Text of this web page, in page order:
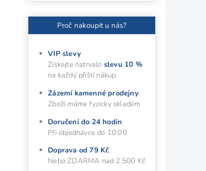
Proč nakoupit u nás?
VIP slevy
Získejte natrvalo slevu 10 %
na každý příští nákup
Zázemí kamenné prodejny
Zboží máme fyzicky skladem
Doručení do 24 hodin
Při objednávce do 10:00
Doprava od 79 Kč
Nebo ZDARMA nad 2.500 Kč